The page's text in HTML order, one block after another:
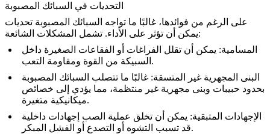
التحديات في السبائك المصبوبة
على الرغم من فوائدها، غالبًا ما تواجه السبائك المصبوبة تحديات
يمكن أن تؤثر على الأداء. تشمل المشكلات الشائعة:
المسامية: يمكن أن تقلل الفراغات أو الفقاعات الصغيرة داخل
السبيكة من القوة ومقاومة التعب.
البنى المجهرية غير المتسقة: غالبًا ما تتصلب السبائك المصبوبة
بحدود حبيبات وبنى مجهرية غير منتظمة، مما يؤدي إلى خصائص
ميكانيكية متغيرة.
الإجهادات المتبقية: يمكن أن تخلق عملية الصب إجهادات داخلية
قد تسبب التشوه أو التصدع أو الفشل المبكر.